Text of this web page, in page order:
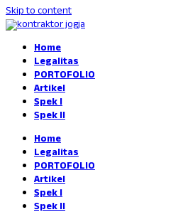
Skip to content
Home
Legalitas
PORTOFOLIO
Artikel
Spek I
Spek II
Home
Legalitas
PORTOFOLIO
Artikel
Spek I
Spek II